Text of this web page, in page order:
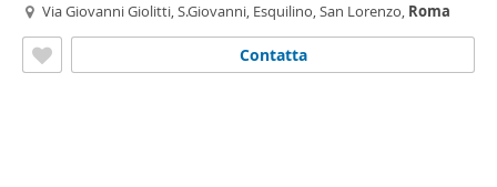
Via Giovanni Giolitti, S.Giovanni, Esquilino, San Lorenzo, Roma
Contatta